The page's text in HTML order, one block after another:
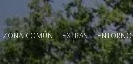
ZONA COMÚN EXTRAS ENTORNO